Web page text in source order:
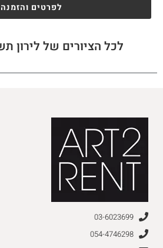
לפרטים והזמנה
לכל הציורים של לירון
03-6023699
054-4746298